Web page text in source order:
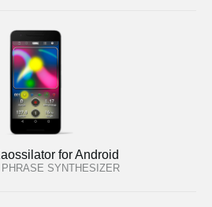
for Android
SYNTHESIZER